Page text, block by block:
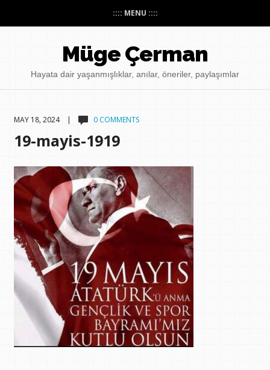
:::: MENU ::::
Müge Çerman
Hayata dair yaşanmışlıklar, anılar, öneriler, paylaşımlar
MAY 18, 2024 | 0 COMMENTS
19-mayis-1919